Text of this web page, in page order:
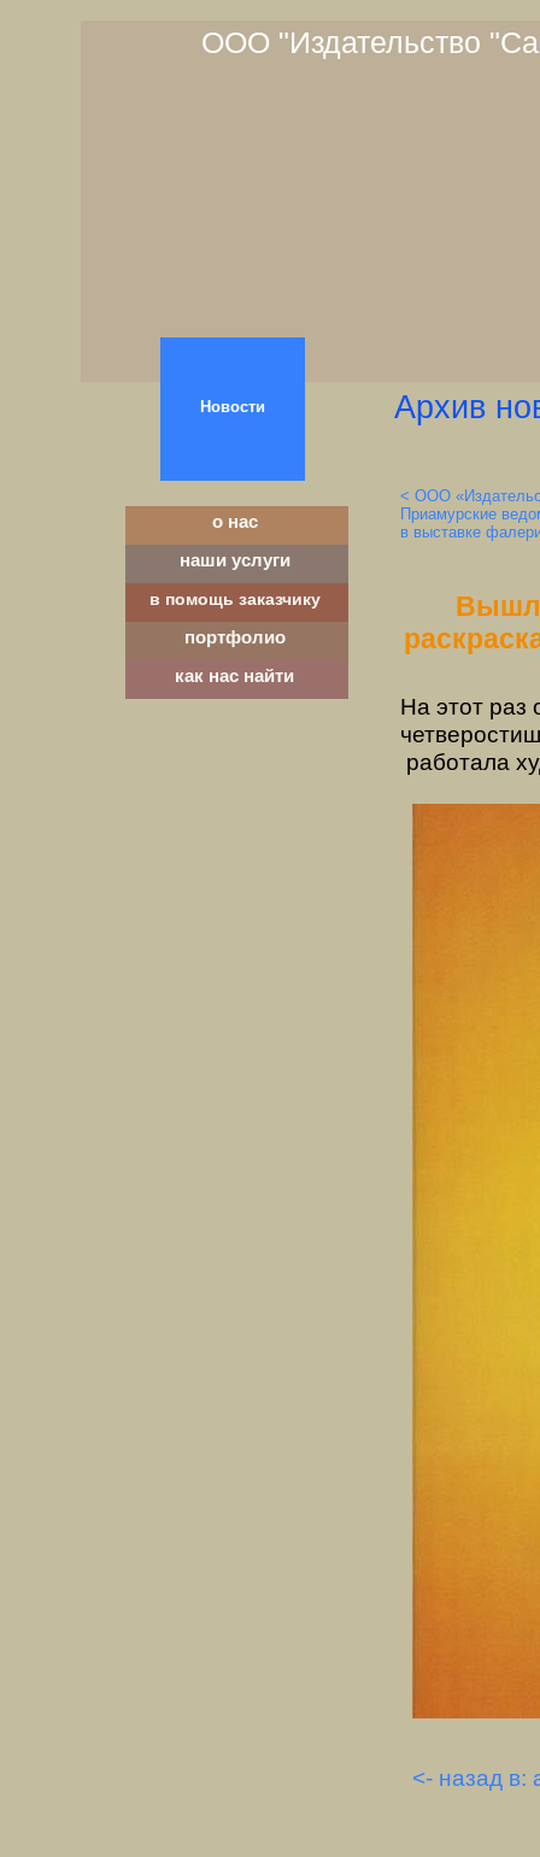
ООО "Издательство
о нас
наши услуги
в помощь заказчику
портфолио
как нас найти
Архив
< ООО
Приамурские
в выставке
На этот раз
работала
<- назад в:
Новости